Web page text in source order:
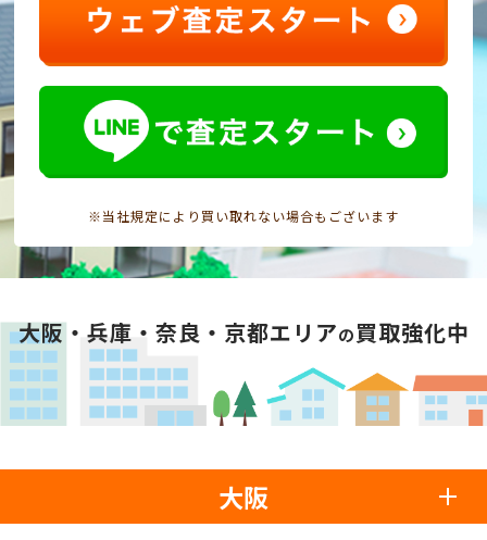
※当社規定により買い取れない場合もございます
大阪・兵庫・奈良・京都エリアの買取強化中
大阪